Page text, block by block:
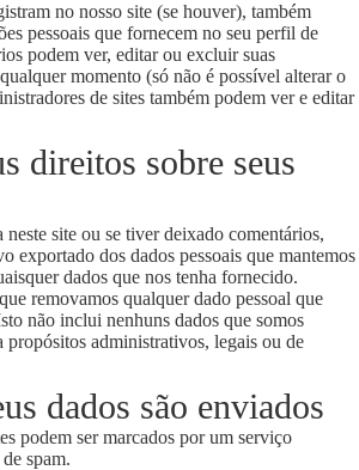
no nosso site (se houver), também
pessoais que fornecem no seu perfil de
podem ver, editar ou excluir suas
momento (só não é possível alterar o
de sites também podem ver e editar
direitos sobre seus
site ou se tiver deixado comentários,
exportado dos dados pessoais que mantemos
dados que nos tenha fornecido.
removamos qualquer dado pessoal que
não inclui nenhuns dados que somos
propósitos administrativos, legais ou de
dados são enviados
podem ser marcados por um serviço
spam.